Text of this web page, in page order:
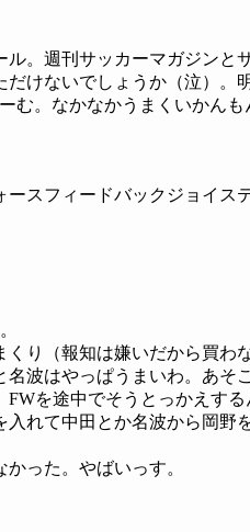
。週刊サッカーマガジン
けないでしょうか（泣）。
。なかなかうまくいかんも
スフィードバックジョイス
り（報知は嫌いだから買わ
波はやっぱうまいわ。あ
を途中でそうとっかえす
れて中田とか名波から岡
った。やばいっす。